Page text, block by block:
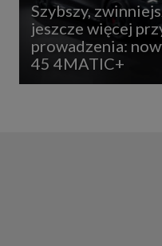
Szybszy,
jeszcze więcej
prowadzenia:
45 4MATIC+